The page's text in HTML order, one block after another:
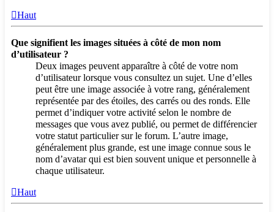
Haut
Que signifient les images situées à côté de mon nom
d’utilisateur ?
Deux images peuvent apparaître à côté de votre nom
d’utilisateur lorsque vous consultez un sujet. Une d’elles
peut être une image associée à votre rang, généralement
représentée par des étoiles, des carrés ou des ronds. Elle
permet d’indiquer votre activité selon le nombre de
messages que vous avez publié, ou permet de différencier
votre statut particulier sur le forum. L’autre image,
généralement plus grande, est une image connue sous le
nom d’avatar qui est bien souvent unique et personnelle à
chaque utilisateur.
Haut